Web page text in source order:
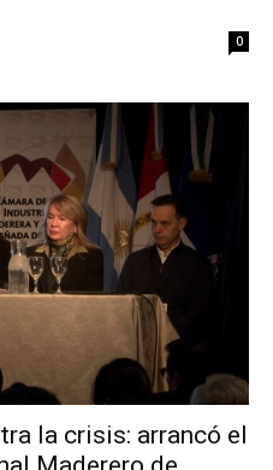
0
la crisis: arrancó el